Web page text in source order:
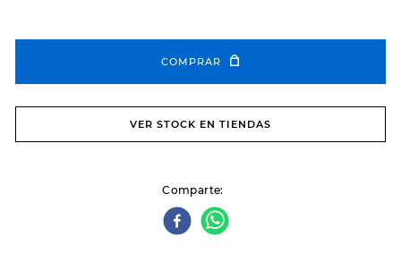
COMPRAR
VER STOCK EN TIENDAS
Comparte